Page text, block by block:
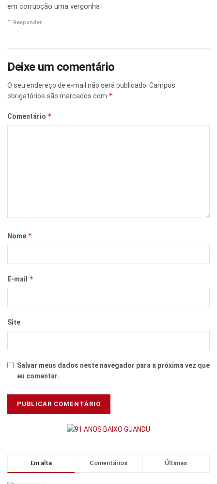
em corrupção uma vergonha
Responder
Deixe um comentário
O seu endereço de e-mail não será publicado. Campos
obrigatórios são marcados com *
Comentário *
Nome *
E-mail *
Site
Salvar meus dados neste navegador para a próxima vez que
eu comentar.
Em alta Comentários Últimas